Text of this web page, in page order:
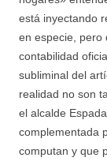
está inyectando
en especie, pero
contabilidad
subliminal del
realidad no son
el alcalde
complementada
computan y que